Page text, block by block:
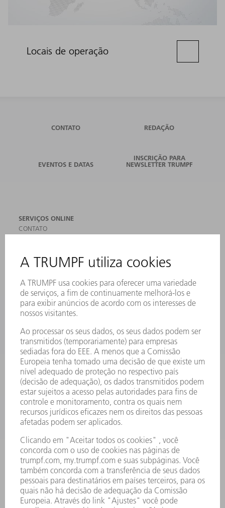
Locais de operação
CONTATO REDAÇÃO
EVENTOS E DATAS
INSCRIÇÃO PARA
NEWSLETTER TRUMPF
SERVIÇOS ONLINE
CONTATO
ASSINATURA DA NEWSLETTER
MYTRUMPF
FICHAS DE DADOS DE SEGURANÇA
PRODUTOS
MÁQUINAS & SISTEMAS
LASER
FERRAMENTAS ELÉTRICAS
SMART FACTORY
SOFTWARE
SERVIÇOS
APLICAÇÕES
SETORES
EMPRESA
CARREIRA
OFERTAS DE EMPREGO
PERFIL DA EMPRESA
RELATÓRIO FINANCEIRO ANUAL
PRINCÍPIOS EMPRESARIAIS
COMPLIANCE
SISTEMA DE DENÚNCIAS
SEGURANÇA
COMUNICADOS À IMPRENSA
REVISTAS